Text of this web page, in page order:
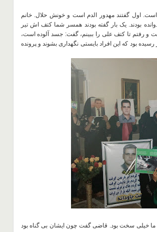
است. اول گفتند مهدور الدم است و خونش حلال.خانم
. یک بار گفته بودند همسر شما کتف اش تیر
رفتم تا کتف علی را ببینم، گفت:جسد آلوده است،
رسیده بود که این افراد بایستی نگهداری بشوند و پرونده
ما خیلی سخت بود. قاضی گفت چون ایشان بی گناه بود